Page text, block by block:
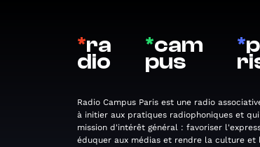
*ra
dio
*cam
pus
*
Radio Campus Paris est une radio
à initier aux pratiques radiophoniques et
mission d'intérêt général : favoriser
éduquer aux médias et rendre la culture et